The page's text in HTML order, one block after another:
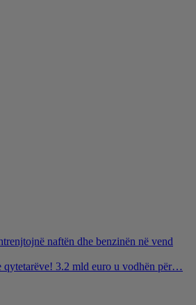
naftën dhe benzinën në vend
qytetarëve! 3.2 mld euro u vodhën për…